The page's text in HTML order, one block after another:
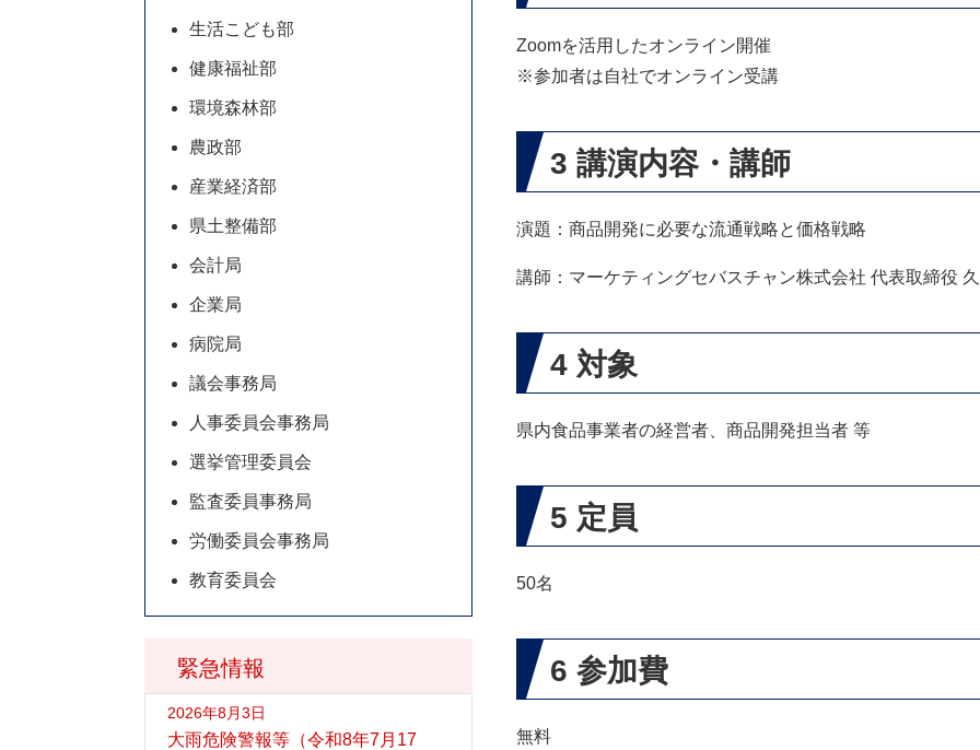
Zoomを活用したオンライン開催
※参加者は自社でオンライン受講
3 講演内容・講師
演題：商品開発に必要な流通戦略と価格戦略
講師：マーケティングセバスチャン株式会社 代表取締役
4 対象
県内食品事業者の経営者、商品開発担当者 等
5 定員
50名
6 参加費
無料
緊急情報
2026年8月3日
大雨危険警報等（令和8年7月17
生活こども部
健康福祉部
環境森林部
農政部
産業経済部
県土整備部
会計局
企業局
病院局
議会事務局
人事委員会事務局
選挙管理委員会
監査委員事務局
労働委員会事務局
教育委員会